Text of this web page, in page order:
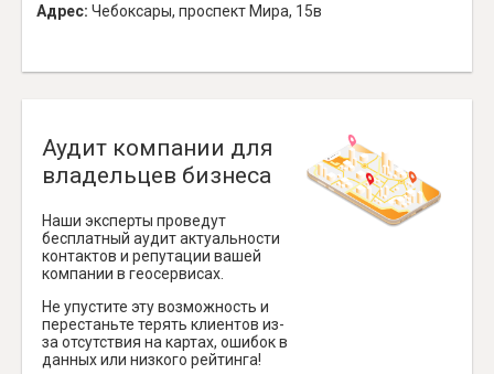
Адрес: Чебоксары, проспект Мира, 15в
Аудит компании для
владельцев бизнеса
Наши эксперты проведут
бесплатный аудит актуальности
контактов и репутации вашей
компании в геосервисах.
Не упустите эту возможность и
перестаньте терять клиентов из-
за отсутствия на картах, ошибок в
данных или низкого рейтинга!